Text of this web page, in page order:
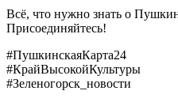
Всё, что нужно знать о
Присоединяйтесь!
#ПушкинскаяКарта24
#КрайВысокойКультуры
#Зеленогорск_новости